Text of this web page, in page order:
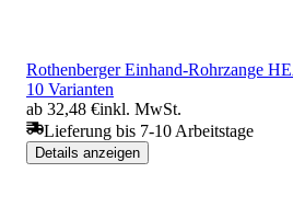
Rothenberger Einhand-Rohrzange
10 Varianten
ab 32,48 €inkl. MwSt.
Lieferung bis 7-10 Arbeitstage
Details anzeigen